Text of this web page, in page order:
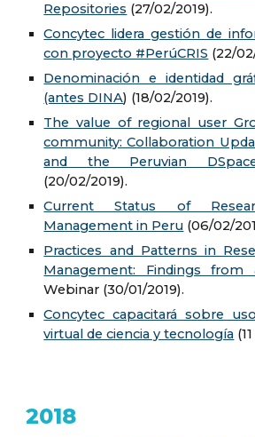
Repositories (27/02/2019).
Concytec lidera gestión de
con proyecto #PerúCRIS (22/
Denominación e identidad
(antes DINA) (18/02/2019).
The value of regional user
community: Collaboration
and the Peruvian
(20/02/2019).
Current Status of
Management in Peru (06/02/
Practices and Patterns in
Management: Findings from
Webinar (30/01/2019).
Concytec capacitará sobre
virtual de ciencia y tecnología
2018